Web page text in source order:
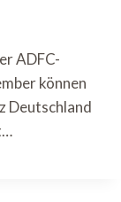
ADFC-
können
Deutschland